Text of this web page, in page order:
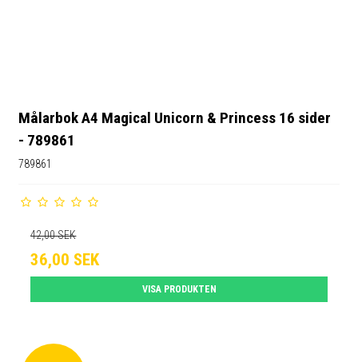
Målarbok A4 Magical Unicorn & Princess 16 sider
- 789861
789861
42,00 SEK
36,00 SEK
VISA PRODUKTEN